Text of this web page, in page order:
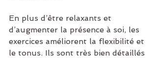
En plus d’être relaxants et
d’augmenter la présence à soi, les
exercices améliorent la flexibilité et
le tonus. Ils sont très bien détaillés